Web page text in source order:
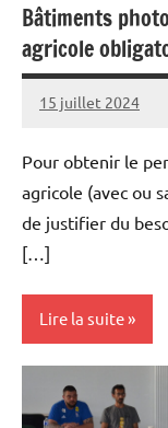
Bâtiments
agricole
15 juillet 2024
Thibaut
Pour obtenir le
agricole (avec ou
de justifier du
[…]
Lire la suite
professionnelle